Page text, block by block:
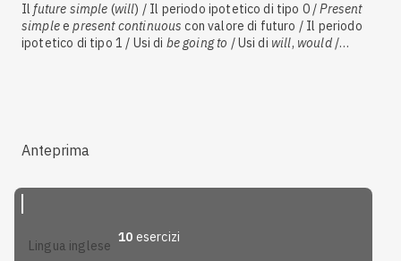
Il future simple (will) / Il periodo ipotetico di tipo 0 /Present
simpleepresent continuous con valore di futuro / Il periodo
ipotetico di tipo 1 / Usi di be going to / Usi di will, would/
Anteprima
lingua inglese
10 esercizi